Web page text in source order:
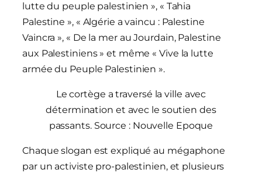
lutte du peuple palestinien », « Tahia
Palestine », « Algérie a vaincu : Palestine
Vaincra », « De la mer au Jourdain, Palestine
aux Palestiniens » et même « Vive la lutte
armée du Peuple Palestinien ».
Le cortège a traversé la ville avec
détermination et avec le soutien des
passants. Source : Nouvelle Epoque
Chaque slogan est expliqué au mégaphone
par un activiste pro-palestinien, et plusieurs